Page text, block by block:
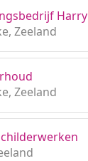
Zeeland
Zeeland